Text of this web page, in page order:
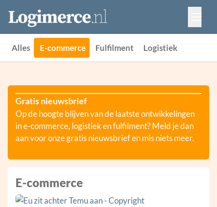
Vacatures
Events
Adverteren
Partners
Alles E-commerce Fulfilment Logistiek
Gratis nieuwsbrief
Op de hoogte blijven van de laatste ontwikkelingen
in e-commerce, logistiek en fulfilment? Meld je dan
aan voor onze gratis nieuwsbrief en mis niets meer.
E-commerce